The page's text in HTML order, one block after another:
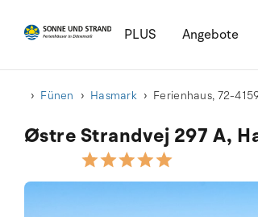
PLUS Angebote
Fünen Hasmark Ferienhaus, 72-
Østre Strandvej 297 A,